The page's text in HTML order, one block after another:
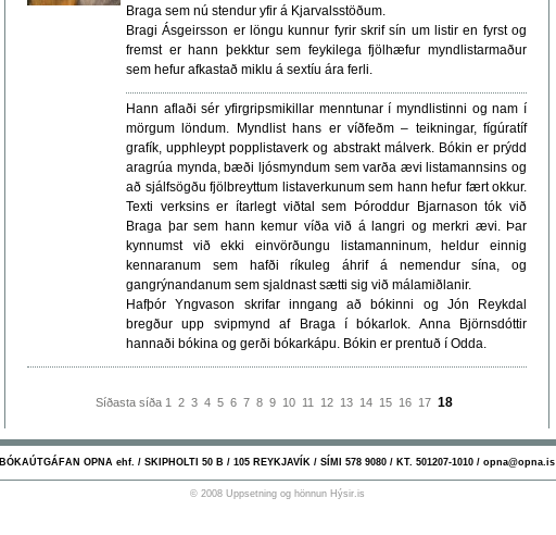
Braga sem nú stendur yfir á Kjarvalsstöðum.
Bragi Ásgeirsson er löngu kunnur fyrir skrif sín um listir en fyrst og
fremst er hann þekktur sem feykilega fjölhæfur myndlistarmaður
sem hefur afkastað miklu á sextíu ára ferli.
Hann aflaði sér yfirgripsmikillar menntunar í myndlistinni og nam í
mörgum löndum. Myndlist hans er víðfeðm – teikningar, fígúratíf
grafík, upphleypt popplistaverk og abstrakt málverk. Bókin er prýdd
aragrúa mynda, bæði ljósmyndum sem varða ævi listamannsins og
að sjálfsögðu fjölbreyttum listaverkunum sem hann hefur fært okkur.
Texti verksins er ítarlegt viðtal sem Þóroddur Bjarnason tók við
Braga þar sem hann kemur víða við á langri og merkri ævi. Þar
kynnumst við ekki einvörðungu listamanninum, heldur einnig
kennaranum sem hafði ríkuleg áhrif á nemendur sína, og
gangrýnandanum sem sjaldnast sætti sig við málamiðlanir.
Hafþór Yngvason skrifar inngang að bókinni og Jón Reykdal
bregður upp svipmynd af Braga í bókarlok. Anna Björnsdóttir
hannaði bókina og gerði bókarkápu. Bókin er prentuð í Odda.
Síðasta síða 1 2 3 4 5 6 7 8 9 10 11 12 13 14 15 16 17 18
BÓKAÚTGÁFAN OPNA ehf. / SKIPHOLTI 50 B / 105 REYKJAVÍK / SÍMI 578 9080 / KT. 501207-1010 / opna@opna.is
© 2008 Uppsetning og hönnun Hýsir.is